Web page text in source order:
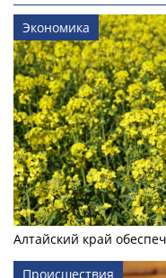
Экономика
Алтайский край
Происшествия